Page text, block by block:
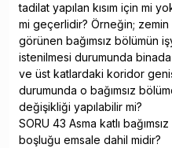
tadilat yapılan kısım için mi
mi geçerlidir? Örneğin;
görünen bağımsız bölümün
istenilmesi durumunda
ve üst katlardaki koridor
durumunda o bağımsız
değişikliği yapılabilir mi?
SORU 43 Asma katlı
boşluğu emsale dahil midir?